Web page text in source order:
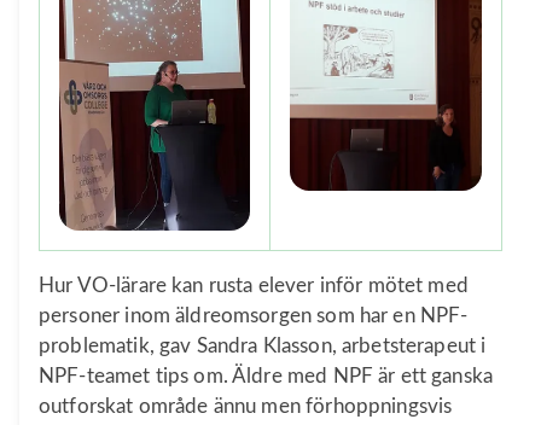
Hur VO-lärare kan rusta elever inför mötet med
personer inom äldreomsorgen som har en NPF-
problematik, gav Sandra Klasson, arbetsterapeut i
NPF-teamet tips om. Äldre med NPF är ett ganska
outforskat område ännu men förhoppningsvis